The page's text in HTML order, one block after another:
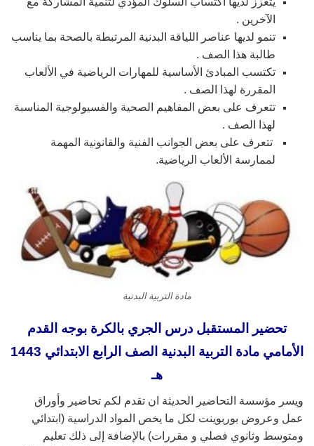
الآخرين .
تنمو لديها عناصر اللياقة البدنية المرتبطة بالصحة بما يناسب
طالبة هذا الصف .
تكتسب المبادئ الأساسية للمهارات الرياضية في الألعاب
المقررة لهذا الصف .
تتعرف على بعض المفاهيم الصحية والفسيولوجية المناسبة
لهذا الصف .
تتعرف على بعض الجوانب الفنية والقانونية المهمة
لممارسة الألعاب الرياضية.
مادة التربية البدنية
تحضير المستقبل درس الجري بالكرة بوجه القدم
الأمامي مادة
التربية البدنية الصف الرابع الابتدائي 1443
هـ
ويسر مؤسسة التحاضير الحديثة ان تقدم لكم تحاضير وأوراق
عمل وعروض بوربوينت لكل ما يخص المواد الدراسية (ابتدائي
ومتوسط وثانوي فصلي و مقررات) بالإضافة إلى ذلك تعليم